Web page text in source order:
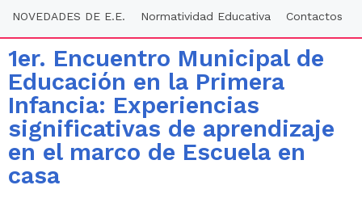
NOVEDADES DE E.E.
Normatividad Educativa Contactos
1er. Encuentro Municipal de
Educación en la Primera
Infancia: Experiencias
significativas de aprendizaje
en el marco de Escuela en
casa